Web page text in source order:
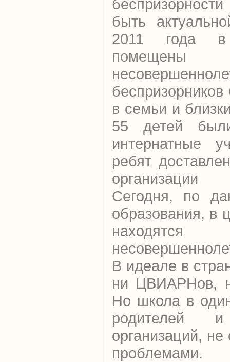
быть
2011 года
в семьи и
55 детей
интернатные
ребят
Сегодня, по
образования, в
В идеале в
ни ЦВИАРНов,
Но школа в
родителей и
организаций,
проблемами.